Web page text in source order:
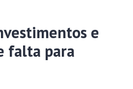
e
falta para